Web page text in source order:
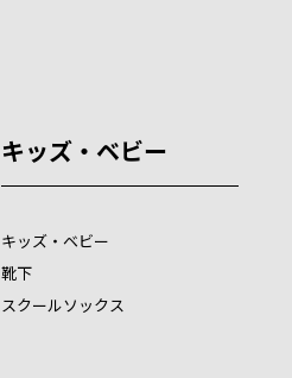
キッズ・ベビー
キッズ・ベビー
靴下
スクールソックス